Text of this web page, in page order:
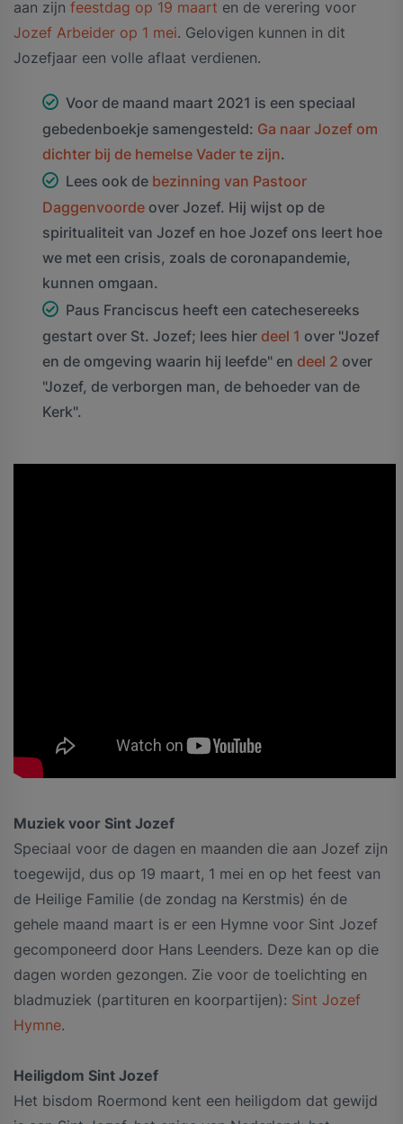
aan zijn feestdag op 19 maart en de verering voor
Jozef Arbeider op 1 mei. Gelovigen kunnen in dit
Jozefjaar een volle aflaat verdienen.
Voor de maand maart 2021 is een speciaal
gebedenboekje samengesteld: Ga naar Jozef om
dichter bij de hemelse Vader te zijn.
Lees ook de bezinning van Pastoor
Daggenvoorde over Jozef. Hij wijst op de
spiritualiteit van Jozef en hoe Jozef ons leert hoe
we met een crisis, zoals de coronapandemie,
kunnen omgaan.
Paus Franciscus heeft een catechesereeks
gestart over St. Jozef; lees hier deel 1 over "Jozef
en de omgeving waarin hij leefde" en deel 2 over
"Jozef, de verborgen man, de behoeder van de
Kerk".
Muziek voor Sint Jozef
Speciaal voor de dagen en maanden die aan Jozef zijn
toegewijd, dus op 19 maart, 1 mei en op het feest van
de Heilige Familie (de zondag na Kerstmis) én de
gehele maand maart is er een Hymne voor Sint Jozef
gecomponeerd door Hans Leenders. Deze kan op die
dagen worden gezongen. Zie voor de toelichting en
bladmuziek (partituren en koorpartijen): Sint Jozef
Hymne.
Heiligdom Sint Jozef
Het bisdom Roermond kent een heiligdom dat gewijd